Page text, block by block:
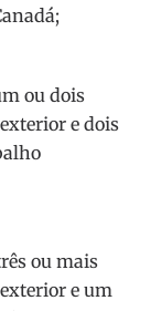
ou dois
e dois
ou mais
e um